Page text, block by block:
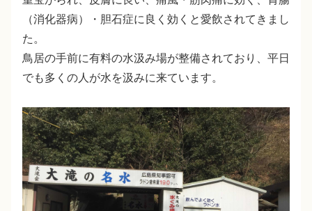
（消化器病）・胆石症に良く効くと愛飲されてきまし
た。
鳥居の手前に有料の水汲み場が整備されており、平日
でも多くの人が水を汲みに来ています。